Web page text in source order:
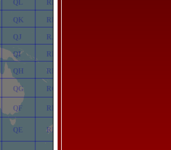
QE
QF
QG
QH
QI
QJ
QK
QL
RE
RF
RG
RH
RI
RJ
RK
RL